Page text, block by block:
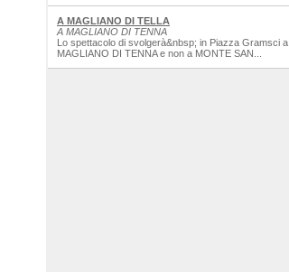
A MAGLIANO DI TELLA
A MAGLIANO DI TENNA
Lo spettacolo di svolgerà&nbsp; in Piazza Gramsci a
MAGLIANO DI TENNA e non a MONTE SAN...